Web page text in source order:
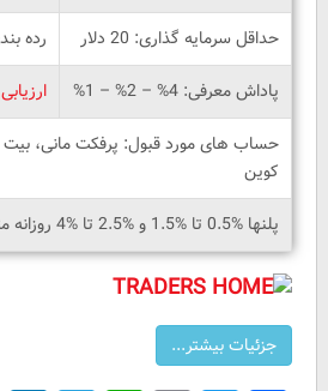
حداقل سرمایه گذاری: 20 دلار
رده بندی
پاداش معرفی: 4% – 2% – 1%
حساب های مورد قبول: پرفکت مانی، بیت
کوین
پلنها %0.5 تا %1.5 و %2.5 تا %4 روزانه متغیر ، تا سقف %200